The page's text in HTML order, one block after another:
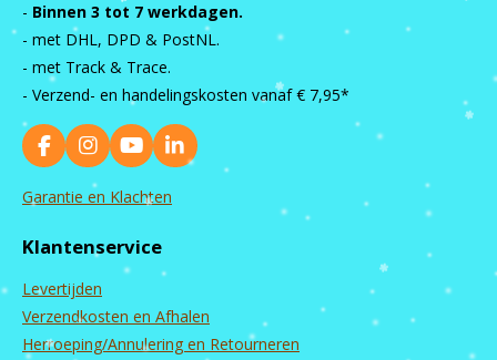
- Binnen 3 tot 7 werkdagen.
- met DHL, DPD & PostNL.
- met Track & Trace.
- Verzend- en handelingskosten vanaf € 7,95*
F
a
c
o
k
I
n
s
g
a
m
Y
o
u
b
e
L
i
Garantie en Klachten
Klantenservice
Levertijden
Verzendkosten en Afhalen
Herroeping/Annulering en Retourneren